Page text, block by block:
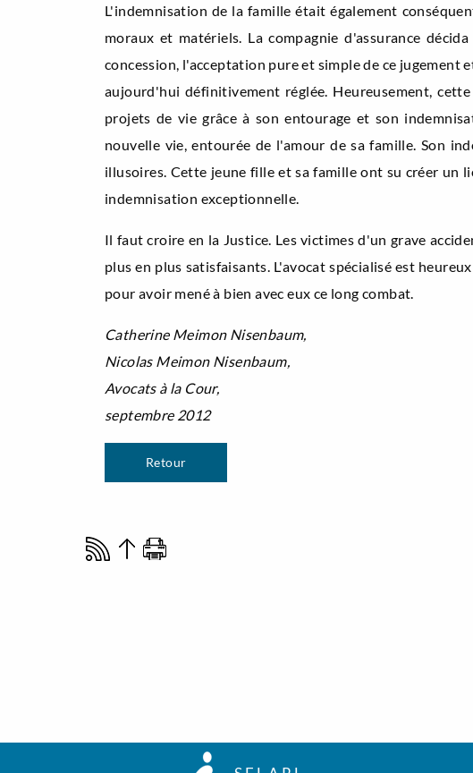
L'indemnisation de la famille était également
moraux et matériels. La compagnie d'assurance
concession, l'acceptation pure et simple de ce jugement
aujourd'hui définitivement réglée. Heureusement,
projets de vie grâce à son entourage et son
nouvelle vie, entourée de l'amour de sa famille. Son
illusoires. Cette jeune fille et sa famille ont su créer un
indemnisation exceptionnelle.
Il faut croire en la Justice. Les victimes d'un grave
plus en plus satisfaisants. L'avocat spécialisé est
pour avoir mené à bien avec eux ce long combat.
Catherine Meimon Nisenbaum,
Nicolas Meimon Nisenbaum,
Avocats à la Cour,
septembre 2012
Retour